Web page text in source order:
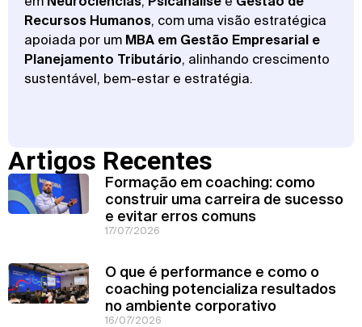
Recursos Humanos, com uma visão estratégica
apoiada por um MBA em Gestão Empresarial e
Planejamento Tributário, alinhando crescimento
sustentável, bem-estar e estratégia.
Artigos Recentes
Formação em coaching: como
construir uma carreira de sucesso
e evitar erros comuns
17/07/2026
O que é performance e como o
coaching potencializa resultados
no ambiente corporativo
16/07/2026